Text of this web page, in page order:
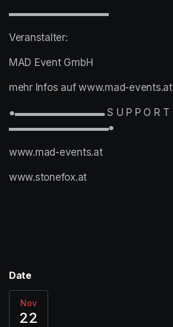
▬▬▬▬▬▬▬▬▬▬
Veranstalter:
MAD Event GmbH
mehr Infos auf www.mad-events.at
●▬▬▬▬▬▬▬▬▬ S U P P O R T
▬▬▬▬▬▬▬▬▬▬●
www.mad-events.at
www.stonefox.at
Date
Nov
22